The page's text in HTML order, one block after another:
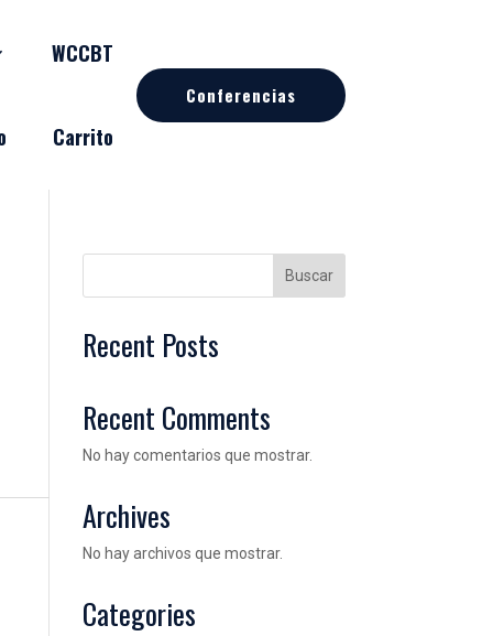
WCCBT
Carrito
Conferencias
Buscar
Recent Posts
Recent Comments
No hay comentarios que mostrar.
Archives
No hay archivos que mostrar.
Categories